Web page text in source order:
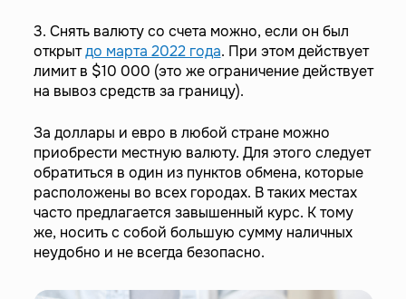
3. Снять валюту со счета можно, если он был
открытдо марта 2022 года. При этом действует
лимит в $10 000 (это же ограничение действует
на вывоз средств за границу).
За доллары и евро в любой стране можно
приобрести местную валюту. Для этого следует
обратиться в один из пунктов обмена, которые
расположены во всех городах. В таких местах
часто предлагается завышенный курс. К тому
же, носить с собой большую сумму наличных
неудобно и не всегда безопасно.